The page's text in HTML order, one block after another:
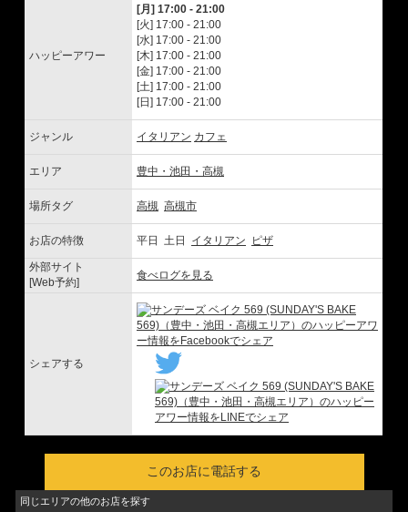
ハッピーアワー
[月] 17:00 - 21:00
[火] 17:00 - 21:00
[水] 17:00 - 21:00
[木] 17:00 - 21:00
[金] 17:00 - 21:00
[土] 17:00 - 21:00
[日] 17:00 - 21:00
ジャンル イタリアン カフェ
エリア 豊中・池田・高槻
場所タグ 高槻 高槻市
お店の特徴 平日 土日 イタリアン ピザ
外部サイト
[Web予約]
食べログを見る
シェアする
このお店に電話する
同じエリアの他のお店を探す